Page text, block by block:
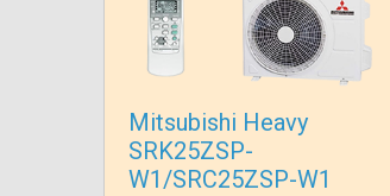
Mitsubishi Heavy
SRK25ZSP-
W1/SRC25ZSP-W1